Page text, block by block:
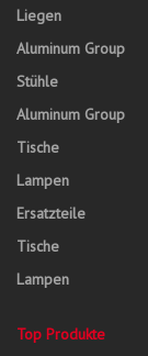
Liegen
Aluminum Group
Stühle
Aluminum Group
Tische
Lampen
Ersatzteile
Tische
Lampen
Top Produkte